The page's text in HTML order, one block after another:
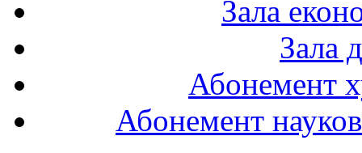
Зала
Зала
Абонемент
Абонемент